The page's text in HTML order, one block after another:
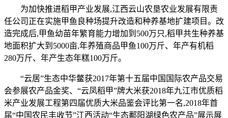
为加快推进稻甲产业发展,江西云山农垦农业发展有限责
任公司正在实施甲鱼良种场提升改造和种养基地扩建项目。改
造完成后,甲鱼幼苗年繁育能力增加到500万只,稻甲共生种养基
地面积扩大到5000亩,年养殖商品甲鱼100万斤、年产有机稻
280万斤、年产生态年糕100万斤。
“云居”生态中华鳖获2017年第十五届中国国际农产品交易
会参展农产品金奖、“云凤稻甲”牌大米获2018年九江市优质稻
米产业发展工程第四届优质大米品鉴会评比第一名,2018年首
届“中国农民丰收节”江西活动“生态鄱阳湖绿色农产品”展示展